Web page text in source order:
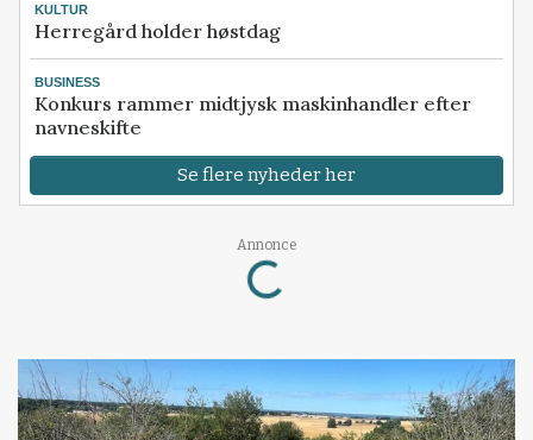
KULTUR
Herregård holder høstdag
BUSINESS
Konkurs rammer midtjysk maskinhandler efter
navneskifte
Se flere nyheder her
Annonce
Loading...